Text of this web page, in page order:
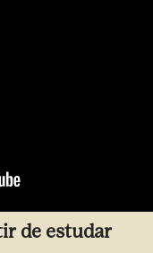
de estudar